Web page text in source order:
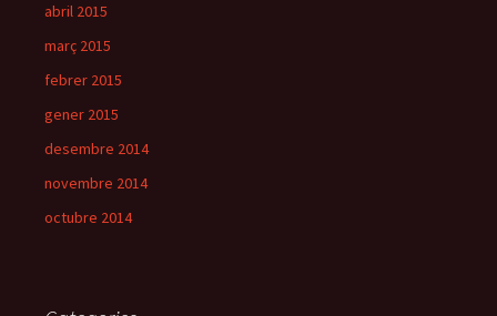
abril 2015
març 2015
febrer 2015
gener 2015
desembre 2014
novembre 2014
octubre 2014